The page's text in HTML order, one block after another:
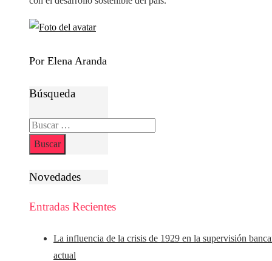
Por Elena Aranda
Búsqueda
Buscar:
Novedades
Entradas Recientes
La influencia de la crisis de 1929 en la supervisión
actual